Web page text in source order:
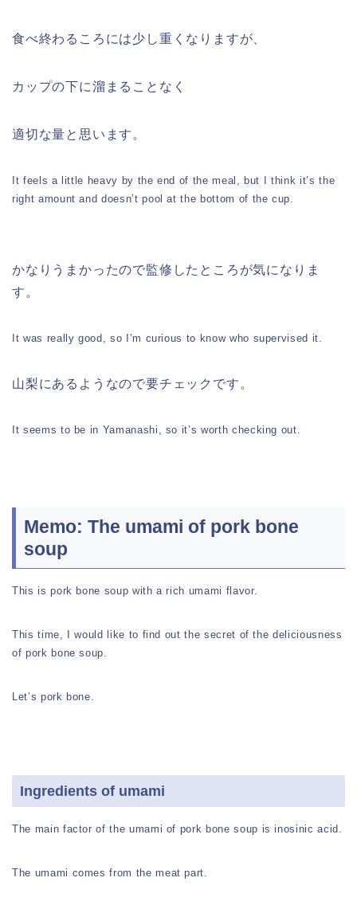
食べ終わるころには少し重くなりますが、
カップの下に溜まることなく
適切な量と思います。
It feels a little heavy by the end of the meal, but I think it’s the
right amount and doesn’t pool at the bottom of the cup.
かなりうまかったので監修したところが気になりま
す。
It was really good, so I’m curious to know who supervised it.
山梨にあるようなので要チェックです。
It seems to be in Yamanashi, so it’s worth checking out.
Memo: The umami of pork bone
soup
This is pork bone soup with a rich umami flavor.
This time, I would like to find out the secret of the deliciousness
of pork bone soup.
Let’s pork bone.
Ingredients of umami
The main factor of the umami of pork bone soup is inosinic acid.
The umami comes from the meat part.